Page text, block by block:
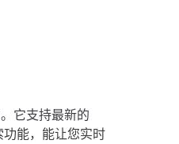
它支持最新的
能，能让您实时